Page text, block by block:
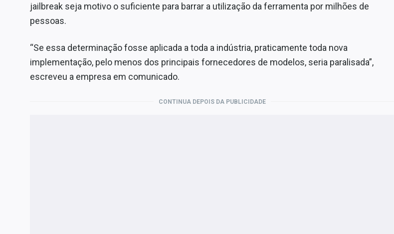
jailbreak seja motivo o suficiente para barrar a utilização da ferramenta por milhões de
pessoas.
“Se essa determinação fosse aplicada a toda a indústria, praticamente toda nova
implementação, pelo menos dos principais fornecedores de modelos, seria paralisada”,
escreveu a empresa em comunicado.
CONTINUA DEPOIS DA PUBLICIDADE